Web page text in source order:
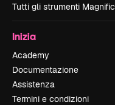
Tutti gli strumenti Magnific
Inizia
Academy
Documentazione
Assistenza
Termini e condizioni